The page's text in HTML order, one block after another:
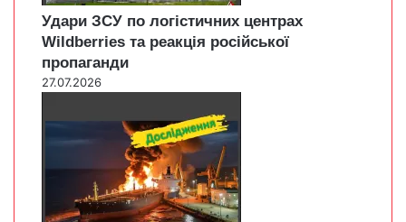
Удари ЗСУ по логістичних центрах
Wildberries та реакція російської
пропаганди
27.07.2026